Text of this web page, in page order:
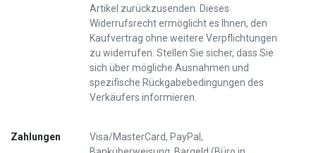
Artikel zurückzusenden. Dieses
Widerrufsrecht ermöglicht es Ihnen, den
Kaufvertrag ohne weitere Verpflichtungen
zu widerrufen. Stellen Sie sicher, dass Sie
sich über mögliche Ausnahmen und
spezifische Rückgabebedingungen des
Verkäufers informieren.
Zahlungen
Visa/MasterCard, PayPal,